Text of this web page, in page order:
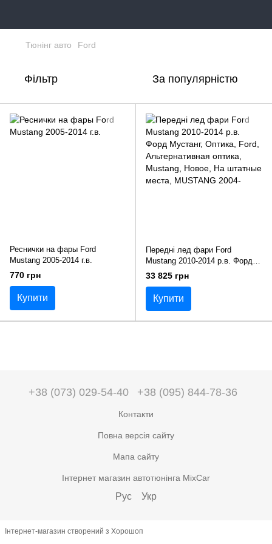
Тюнінг авто Ford
Фільтр За популярністю
Реснички на фары Ford
Mustang 2005-2014 г.в.
770 грн
Купити
Передні лед фари Ford
Mustang 2010-2014 р.в. Форд
Мустанг
33 825 грн
Купити
+38 (073) 029-54-40 +38 (095) 844-78-36
Контакти
Повна версія сайту
Мапа сайту
Інтернет магазин автотюнінга MixCar
Рус Укр
Інтернет-магазин створений з Хорошоп